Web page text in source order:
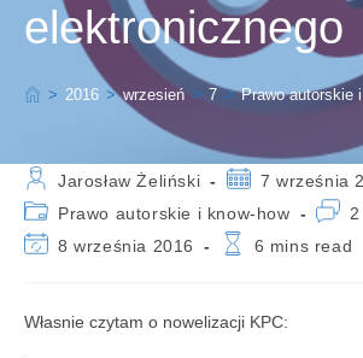
elektronicznego
> 2016 > wrzesień > 7 > Prawo autorskie
Post
author:
Jarosław Żeliński
Post7 września
Post
category:
Prawo autorskie i know-how
Post
Post8 września 2016
Reading6 mins read
Własnie czytam o nowelizacji KPC: